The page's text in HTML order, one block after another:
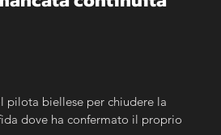
pilota biellese per chiudere la
dove ha confermato il proprio